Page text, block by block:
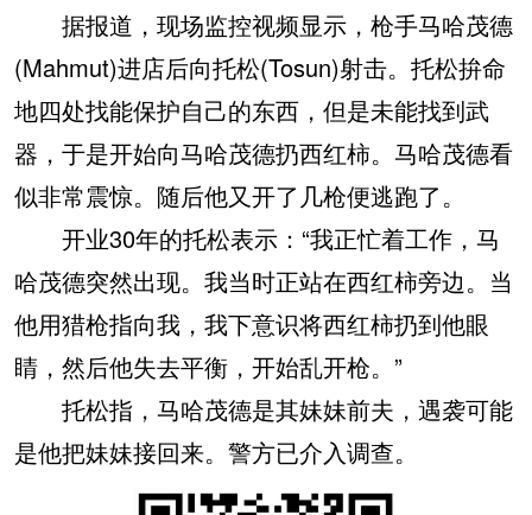
据报道，现场监控视频显示，枪手马哈茂德
(Mahmut)进店后向托松(Tosun)射击。托松拚命
地四处找能保护自己的东西，但是未能找到武
器，于是开始向马哈茂德扔西红柿。马哈茂德看
似非常震惊。随后他又开了几枪便逃跑了。
开业30年的托松表示：“我正忙着工作，马
哈茂德突然出现。我当时正站在西红柿旁边。当
他用猎枪指向我，我下意识将西红柿扔到他眼
睛，然后他失去平衡，开始乱开枪。”
托松指，马哈茂德是其妹妹前夫，遇袭可能
是他把妹妹接回来。警方已介入调查。